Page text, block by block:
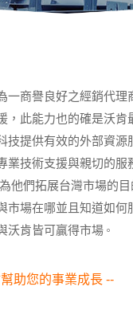
一商譽良好之經銷代理
，此能力也的確是沃肯
技提供有效的外部資源
業技術支援與親切的服
他們拓展台灣市場的
市場在哪並且知道如何
沃肯皆可贏得市場 。
助您的事業成長 --